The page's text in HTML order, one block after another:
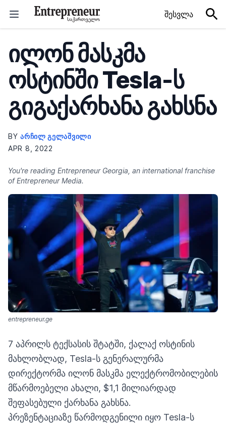
შესვლა
ილონ მასკმა
ოსტინში Tesla-ს
გიგაქარხანა გახსნა
BYᲐᲠᲩᲘᲚ ᲒᲔᲚᲐᲨᲕᲘᲚᲘ
APR 8, 2022
You're reading Entrepreneur Georgia, an international franchise
of Entrepreneur Media.
entrepreneur.ge
7 აპრილს ტექსასის შტატში, ქალაქ ოსტინის
მახლობლად, Tesla-ს გენერალურმა
დირექტორმა ილონ მასკმა ელექტრომობილების
მწარმოებელი ახალი, $1,1 მილიარდად
შეფასებული ქარხანა გახსნა.
პრეზენტაციაზე წარმოდგენილი იყო Tesla-ს